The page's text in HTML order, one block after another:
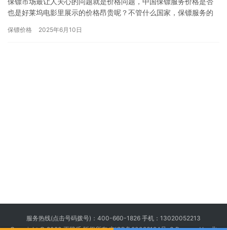
也是好莱坞电影里展示的价格昂贵呢？不管什么国家，保镖服务的
情况，…
保镖价格 2025年6月10日
服务热线(点击号码拨号)： 400-660-1826 手机： 13020052213